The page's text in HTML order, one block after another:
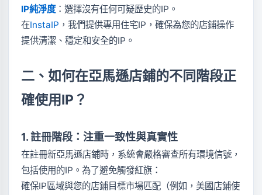
IP純淨度：選擇沒有任何可疑歷史的IP。
在InstaIP ，我們提供專用住宅IP，確保為您的店鋪操作
提供清潔、穩定和安全的IP。
二、如何在亞馬遜店鋪的不同階段正
確使用IP？
1. 註冊階段：注重一致性與真實性
在註冊新亞馬遜店鋪時，系統會嚴格審查所有環境信號，
包括使用的IP。為了避免觸發紅旗：
確保IP區域與您的店鋪目標市場匹配（例如，美國店鋪使